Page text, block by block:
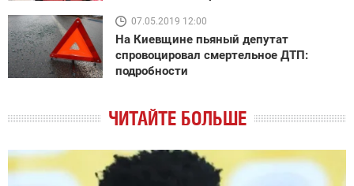
07.05.2019 12:00
На Киевщине пьяный депутат
спровоцировал смертельное ДТП:
подробности
ЧИТАЙТЕ БОЛЬШЕ